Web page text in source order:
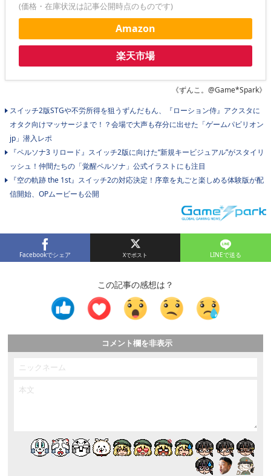
(価格・在庫状況は記事公開時点のものです)
Amazon
楽天市場
《ずんこ。@Game*Spark》
スイッチ2版STGや不労所得を狙うずんだもん、『ローション侍』アクスタに
オタク向けマッサージまで！？会場で大声も存分に出せた「ゲームパビリオン
jp」潜入レポ
『ペルソナ3 リロード』スイッチ2版に向けた“新規キービジュアル”がスタイリ
ッシュ！仲間たちの「覚醒ペルソナ」公式イラストにも注目
『空の軌跡 the 1st』スイッチ2の対応決定！序章を丸ごと楽しめる体験版が配
信開始、OPムービーも公開
Facebookでシェア LINEで送る
この記事の感想は？
コメント欄を非表示